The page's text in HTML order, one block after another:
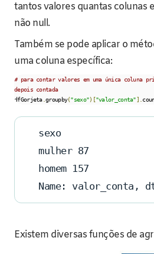
tantos valores quantas colunas
não null.
Também se pode aplicar o
uma coluna específica:
# para contar valores em uma única coluna
depois contada
dfGorjeta.groupby("sexo")["valor_conta"].
sexo
mulher 87
homem 157
Name: valor_conta,
Existem diversas funções de